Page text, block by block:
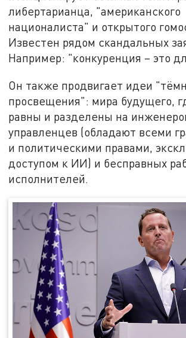
либертарианца, "американского
националиста" и открытого
Известен рядом скандальных
Например: "конкуренция – это
Он также продвигает идеи
просвещения": мира будущего,
равны и разделены на
управленцев (обладают всеми
и политическими правами,
доступом к ИИ) и бесправных
исполнителей.